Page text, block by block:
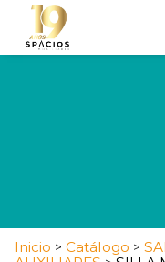
Inicio > Catálogo >